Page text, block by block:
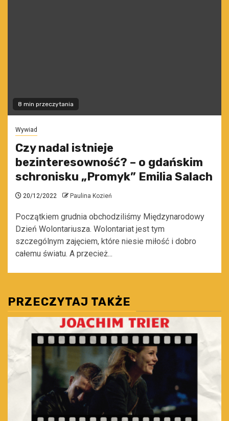
8 min przeczytania
Wywiad
Czy nadal istnieje
bezinteresowność? – o gdańskim
schronisku „Promyk” Emilia Salach
20/12/2022 Paulina Kozień
Początkiem grudnia obchodziliśmy Międzynarodowy
Dzień Wolontariusza. Wolontariat jest tym
szczególnym zajęciem, które niesie miłość i dobro
całemu światu. A przecież...
PRZECZYTAJ TAKŻE